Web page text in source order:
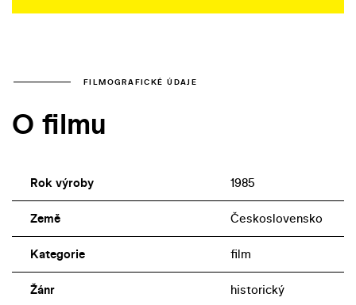
FILMOGRAFICKÉ ÚDAJE
O filmu
Rok výroby 1985
Země Československo
Kategorie film
Žánr historický